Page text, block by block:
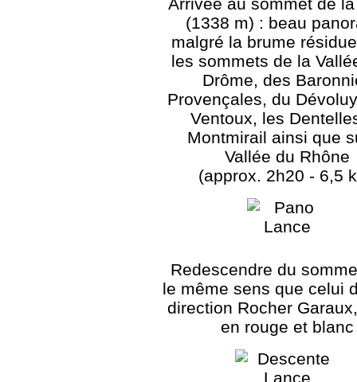
Arrivée au sommet de
(1338 m) : beau
malgré la brume
les sommets de la
Drôme, des
Provençales, du
Ventoux, les
Montmirail ainsi que
Vallée du Rhône
(approx. 2h20 - 6,5
Redescendre du
le même sens que celui
direction Rocher
en rouge et blanc